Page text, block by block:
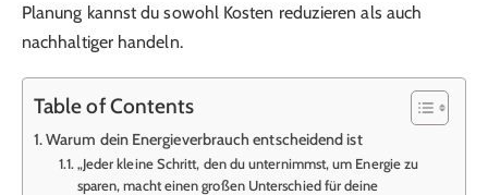
Planung kannst du sowohl Kosten reduzieren als auch
nachhaltiger handeln.
Table of Contents
Warum dein Energieverbrauch entscheidend ist
„Jeder kleine Schritt, den du unternimmst, um Energie zu
sparen, macht einen großen Unterschied für deine